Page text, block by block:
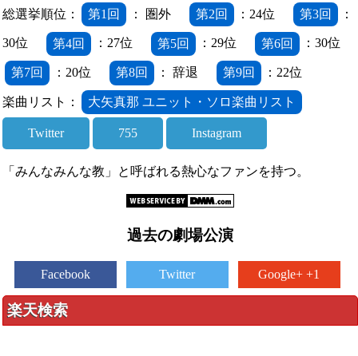
総選挙順位： 第1回 ： 圏外 第2回 ：24位 第3回 ：
30位 第4回 ：27位 第5回 ：29位 第6回 ：30位
第7回 ：20位 第8回 ： 辞退 第9回 ：22位
楽曲リスト： 大矢真那 ユニット・ソロ楽曲リスト
Twitter 755 Instagram
「みんなみんな教」と呼ばれる熱心なファンを持つ。
過去の劇場公演
Facebook Twitter Google+ +1
楽天検索